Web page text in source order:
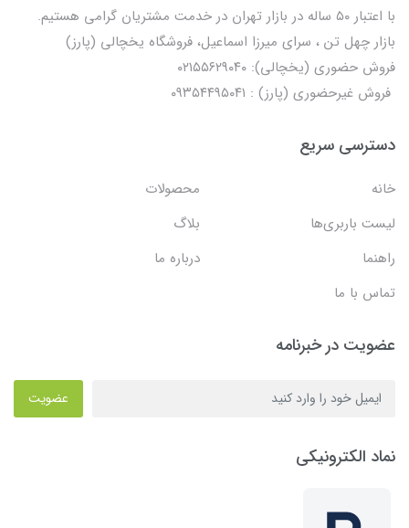
با اعتبار ۵۰ ساله در بازار تهران در خدمت مشتریان گرامی هستیم.
بازار چهل تن ، سرای میرزا اسماعیل، فروشگاه یخچالی‌ (پارز)
فروش حضوری (یخچالی): ۰۲۱۵۵۶۲۹۰۴۰
فروش غیرحضوری (پارز) : ۰۹۳۵۴۴۹۵۰۴۱
دسترسی سریع
خانه
محصولات
لیست باربری‌ها
بلاگ
راهنما
درباره ما
تماس با ما
عضویت در خبرنامه
عضویت
نماد الکترونیکی